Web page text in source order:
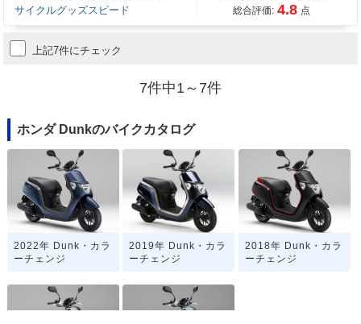
サイクルグッズスピード
総合評価: 4.8 点
上記7件にチェック
7件中1～7件
ホンダ Dunkのバイクカタログ
2022年 Dunk・カラ
ーチェンジ
2019年 Dunk・カラ
ーチェンジ
2018年 Dunk・カラ
ーチェンジ